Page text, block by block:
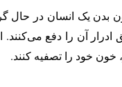
یک انسان در حال
آن را دفع می‌کنند.
خون خود را تصفیه کنند.